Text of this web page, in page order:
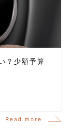
？少額予算
Read more